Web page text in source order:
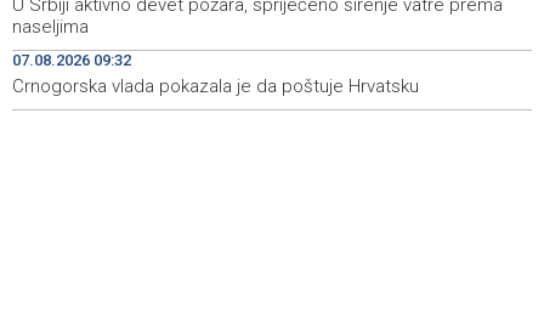
18:32
third expected on Saturday
U Srbiji aktivno devet požara, spriječeno širenje vatre prema
naseljima
07.08.2026 09:32
Crnogorska vlada pokazala je da poštuje Hrvatsku